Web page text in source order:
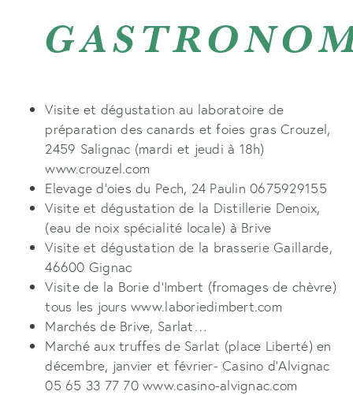
Visite et dégustation au laboratoire de
préparation des canards et foies gras Crouzel,
2459 Salignac (mardi et jeudi à 18h)
www.crouzel.com
Elevage d’oies du Pech, 24 Paulin 0675929155
Visite et dégustation de la Distillerie Denoix,
(eau de noix spécialité locale) à Brive
Visite et dégustation de la brasserie Gaillarde,
46600 Gignac
Visite de la Borie d’Imbert (fromages de chèvre)
tous les jours www.laboriedimbert.com
Marchés de Brive, Sarlat…
Marché aux truffes de Sarlat (place Liberté) en
décembre, janvier et février- Casino d’Alvignac
05 65 33 77 70 www.casino-alvignac.com